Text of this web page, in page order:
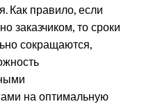
Как правило, если
заказчиком, то сроки
сокращаются,
на оптимальную